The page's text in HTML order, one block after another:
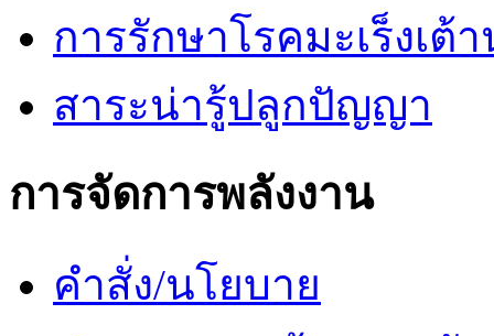
การรักษาโรคมะเร็งเต้
สาระน่ารู้ปลูกปัญญา
การจัดการพลังงาน
คำสั่ง/นโยบาย